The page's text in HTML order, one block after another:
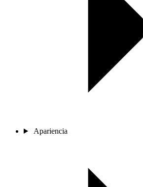
Apariencia